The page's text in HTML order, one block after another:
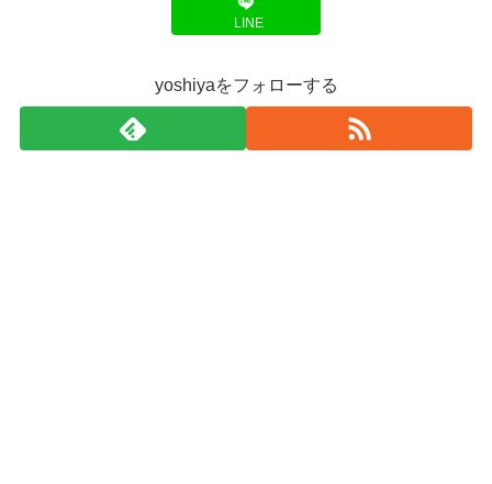
LINE
yoshiyaをフォローする